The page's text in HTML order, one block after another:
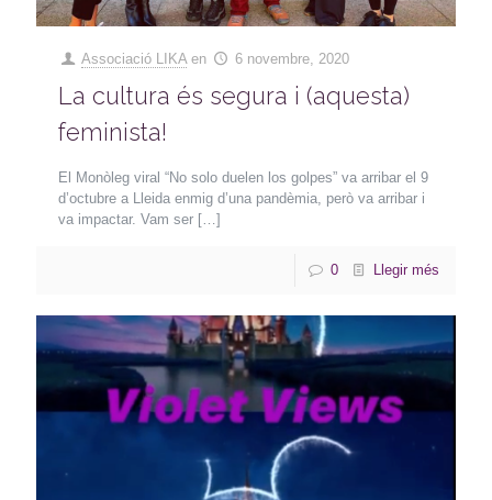
Associació LIKA en 6 novembre, 2020
La cultura és segura i (aquesta)
feminista!
El Monòleg viral “No solo duelen los golpes” va arribar el 9
d’octubre a Lleida enmig d’una pandèmia, però va arribar i
va impactar. Vam ser […]
0 Llegir més